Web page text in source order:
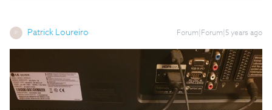
Patrick Loureiro Forum|Forum|5 years ago